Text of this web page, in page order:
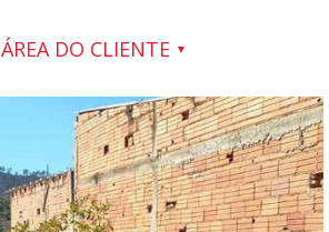
ÁREA DO CLIENTE